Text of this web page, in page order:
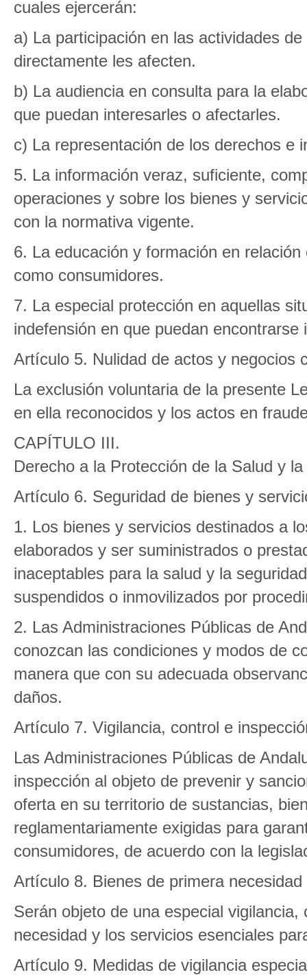
cuales ejercerán:
a) La participación en las actividades
directamente les afecten.
b) La audiencia en consulta para la
que puedan interesarles o afectarles.
c) La representación de los derechos e
5. La información veraz, suficiente,
operaciones y sobre los bienes y
con la normativa vigente.
6. La educación y formación en
como consumidores.
7. La especial protección en aquellas
indefensión en que puedan
Artículo 5. Nulidad de actos y negocios
La exclusión voluntaria de la presente
en ella reconocidos y los actos en
CAPÍTULO III.
Derecho a la Protección de la Salud y
Artículo 6. Seguridad de bienes y
1. Los bienes y servicios destinados a
elaborados y ser suministrados o
inaceptables para la salud y la
suspendidos o inmovilizados por
2. Las Administraciones Públicas de
conozcan las condiciones y modos de
manera que con su adecuada
daños.
Artículo 7. Vigilancia, control e
Las Administraciones Públicas de
inspección al objeto de prevenir y
oferta en su territorio de sustancias,
reglamentariamente exigidas para
consumidores, de acuerdo con la
Artículo 8. Bienes de primera
Serán objeto de una especial
necesidad y los servicios esenciales
Artículo 9. Medidas de vigilancia